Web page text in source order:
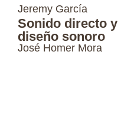
Jeremy García
Sonido directo y
diseño sonoro
José Homer Mora